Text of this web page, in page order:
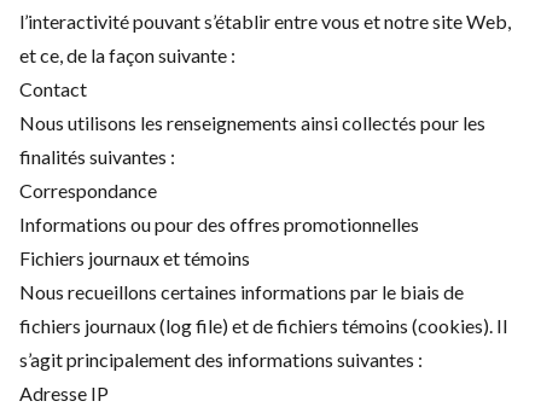
l’interactivité pouvant s’établir entre vous et notre site Web,
et ce, de la façon suivante :
Contact
Nous utilisons les renseignements ainsi collectés pour les
finalités suivantes :
Correspondance
Informations ou pour des offres promotionnelles
Fichiers journaux et témoins
Nous recueillons certaines informations par le biais de
fichiers journaux (log file) et de fichiers témoins (cookies). Il
s’agit principalement des informations suivantes :
Adresse IP